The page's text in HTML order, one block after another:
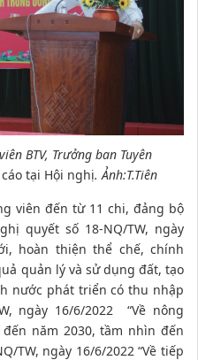
BTV, Trưởng ban Tuyên
tại Hội nghị. Ảnh:T.Tiên
đến từ 11 chi, đảng bộ
quyết số 18-NQ/TW, ngày
hoàn thiện thể chế, chính
quản lý và sử dụng đất, tạo
nước phát triển có thu nhập
ngày 16/6/2022 “Về nông
năm 2030, tầm nhìn đến
TW, ngày 16/6/2022 “Về tiếp